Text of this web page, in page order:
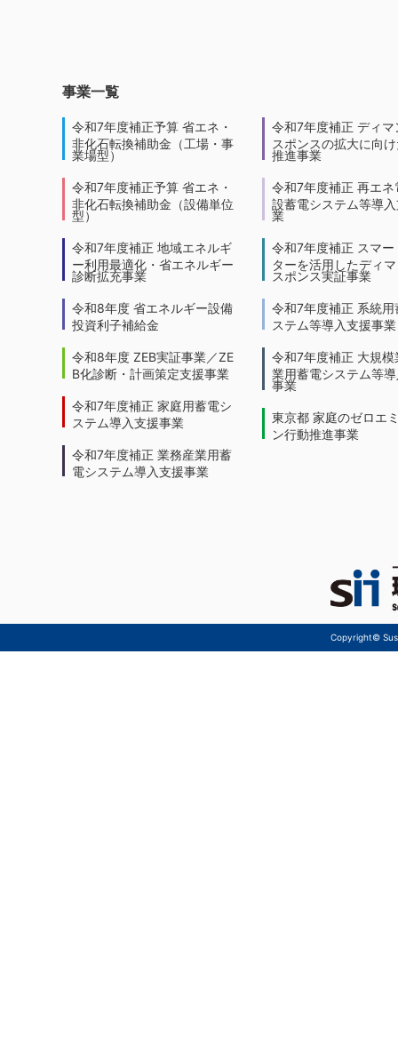
事業一覧
令和7年度補正予算 省エネ・
非化石転換補助金（工場・事
業場型）
令和7年度補正予算 省エネ・
非化石転換補助金（設備単位
型）
令和7年度補正 地域エネルギ
ー利用最適化・省エネルギー
診断拡充事業
令和8年度 省エネルギー設備
投資利子補給金
令和8年度 ZEB実証事業／ZE
B化診断・計画策定支援事業
令和7年度補正 家庭用蓄電シ
ステム導入支援事業
令和7年度補正 業務産業用蓄
電システム導入支援事業
令和7年度補正 ディマ
スポンスの拡大に向
推進事業
令和7年度補正 再エネ
設蓄電システム等導
業
令和7年度補正 スマー
ターを活用したディ
スポンス実証事業
令和7年度補正 系統用
ステム等導入支援事業
令和7年度補正 大規模
業用蓄電システム等
事業
東京都 家庭のゼロエ
ン行動推進事業
Copyright©